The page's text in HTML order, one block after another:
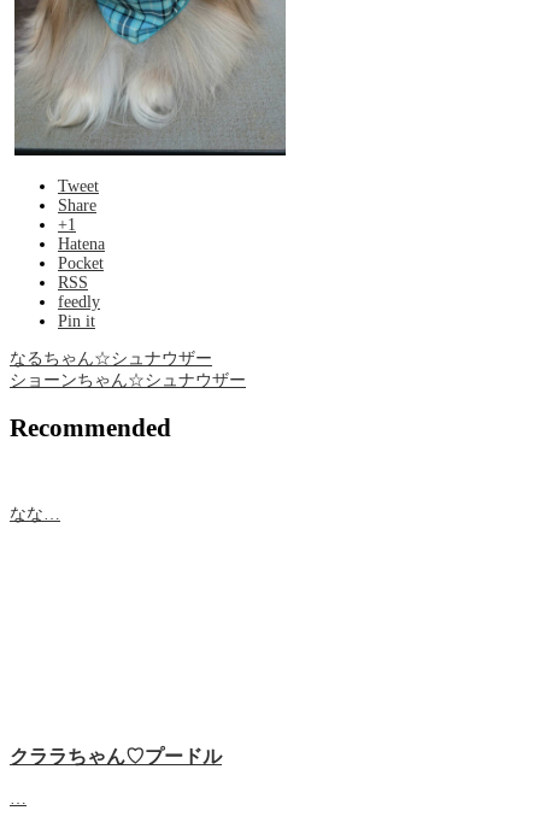
Tweet
Share
+1
Hatena
Pocket
RSS
feedly
Pin it
なるちゃん☆シュナウザー
ショーンちゃん☆シュナウザー
Recommended
なな…
クララちゃん♡プードル